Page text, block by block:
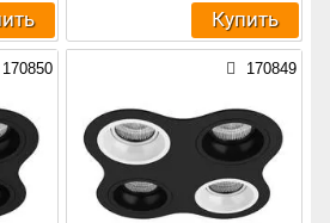
Купить
170850 170849